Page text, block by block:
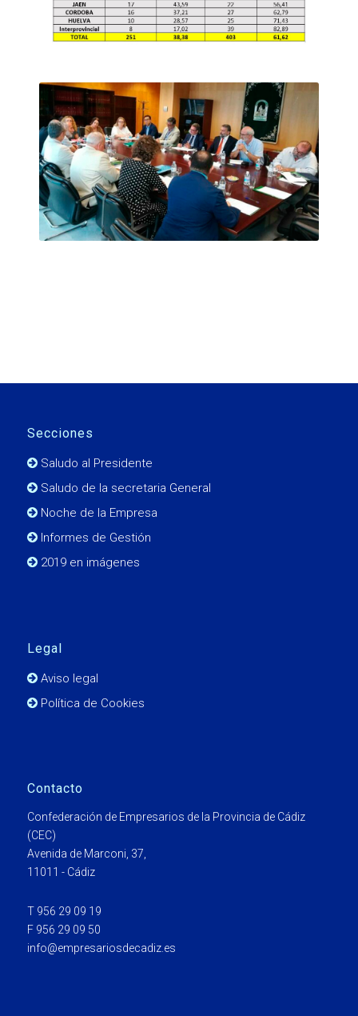
Secciones
Saludo al Presidente
Saludo de la secretaria General
Noche de la Empresa
Informes de Gestión
2019 en imágenes
Legal
Aviso legal
Política de Cookies
Contacto
Confederación de Empresarios de la Provincia de Cádiz
(CEC)
Avenida de Marconi, 37,
11011 - Cádiz
T 956 29 09 19
F 956 29 09 50
info@empresariosdecadiz.es